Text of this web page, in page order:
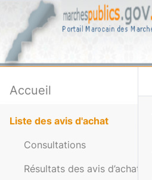
Accueil
Liste des avis d'achat
Consultations
Résultats des avis d’achat